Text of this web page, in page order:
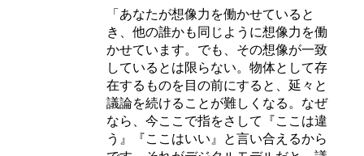
「あなたが想像力を働かせていると
き、他の誰かも同じように想像力を働
かせています。でも、その想像が一致
しているとは限らない。物体として存
在するものを目の前にすると、延々と
議論を続けることが難しくなる。なぜ
なら、今ここで指をさして『ここは違
う』『ここはいい』と言い合えるから